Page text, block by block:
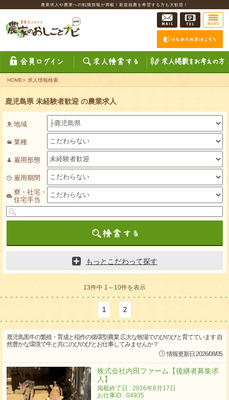
農業求人や農業への転職情報が満載！新規就農を希望する方も大歓迎！
HOME> 求人情報検索
鹿児島県 未経験者歓迎 の農業求人
地域
業種
雇用形態
雇用期間
寮・社宅・
住宅手当
もっとこだわって探す
13件中 1～10件を表示
1 2
鹿児島黒牛の繁殖・育成と稲作の循環型農業 広大な牧場でのびのびと育てています 自
然豊かな環境で牛と共にのびのびとお仕事してみませんか？
情報更新日 2026/08/05
株式会社内田ファーム【後継者募集求
人】
掲載終了日 : 2026年8月17日
お仕事ID : 04935